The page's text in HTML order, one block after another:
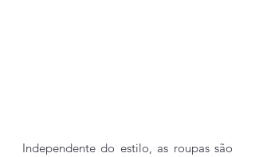
Independente do estilo, as roupas são